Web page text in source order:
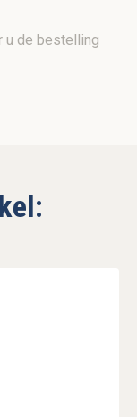
u de bestelling